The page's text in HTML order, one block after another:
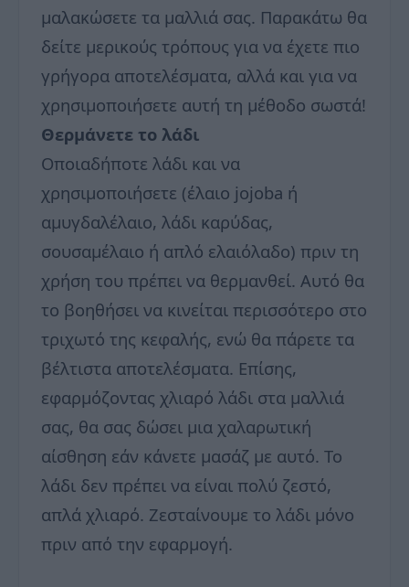
μαλακώσετε τα μαλλιά σας. Παρακάτω θα
δείτε μερικούς τρόπους για να έχετε πιο
γρήγορα αποτελέσματα, αλλά και για να
χρησιμοποιήσετε αυτή τη μέθοδο σωστά!
Θερμάνετε το λάδι
Οποιαδήποτε λάδι και να
χρησιμοποιήσετε (έλαιο jojoba ή
αμυγδαλέλαιο, λάδι καρύδας,
σουσαμέλαιο ή απλό ελαιόλαδο) πριν τη
χρήση του πρέπει να θερμανθεί. Αυτό θα
το βοηθήσει να κινείται περισσότερο στο
τριχωτό της κεφαλής, ενώ θα πάρετε τα
βέλτιστα αποτελέσματα. Επίσης,
εφαρμόζοντας χλιαρό λάδι στα μαλλιά
σας, θα σας δώσει μια χαλαρωτική
αίσθηση εάν κάνετε μασάζ με αυτό. Το
λάδι δεν πρέπει να είναι πολύ ζεστό,
απλά χλιαρό. Ζεσταίνουμε το λάδι μόνο
πριν από την εφαρμογή.